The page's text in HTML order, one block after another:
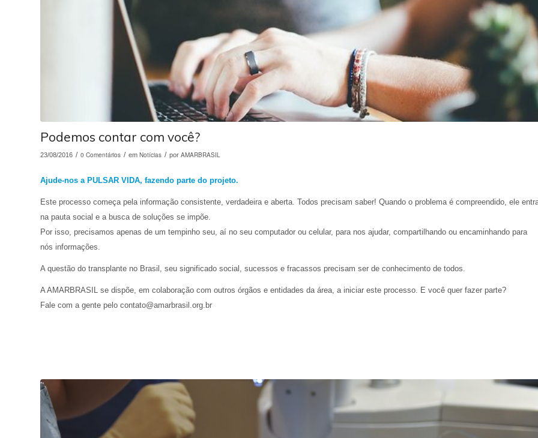
Podemos contar com você?
23/08/2016 / 0 Comentários / em Notícias / por AMARBRASIL
Ajude-nos a PULSAR VIDA, fazendo parte do projeto.
Este processo começa pela informação consistente, verdadeira e aberta. Todos precisam saber! Quando o problema é compreendido, ele
na pauta social e a busca de soluções se impõe.
Por isso, precisamos apenas de um tempinho seu, aí no seu computador ou celular, para nos ajudar, compartilhando ou encaminhando para
nós informações.
A questão do transplante no Brasil, seu significado social, sucessos e fracassos precisam ser de conhecimento de todos.
A AMARBRASIL se dispõe, em colaboração com outros órgãos e entidades da área, a iniciar este processo. E você quer fazer parte?
Fale com a gente pelo contato@amarbrasil.org.br